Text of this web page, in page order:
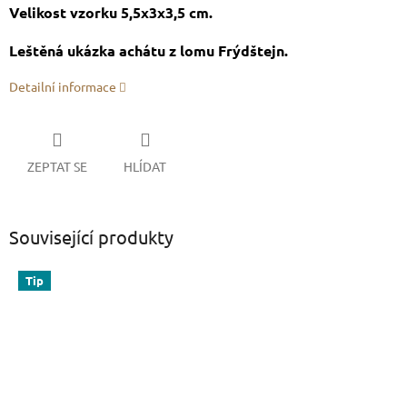
Velikost vzorku 5,5x3x3,5 cm.
Leštěná ukázka achátu z lomu Frýdštejn.
Detailní informace
ZEPTAT SE HLÍDAT
Související produkty
Tip